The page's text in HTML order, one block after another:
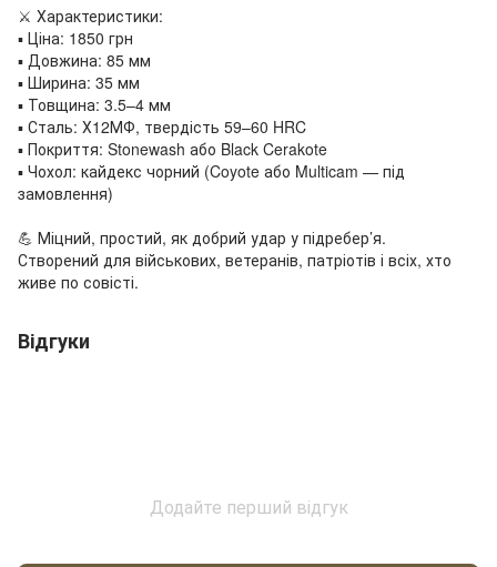
⚔️ Характеристики:
▪️ Ціна: 1850 грн
▪️ Довжина: 85 мм
▪️ Ширина: 35 мм
▪️ Товщина: 3.5–4 мм
▪️ Сталь: Х12МФ, твердість 59–60 HRC
▪️ Покриття: Stonewash або Black Cerakote
▪️ Чохол: кайдекс чорний (Coyote або Multicam — під
замовлення)
💪 Міцний, простий, як добрий удар у підребер’я.
Створений для військових, ветеранів, патріотів і всіх, хто
живе по совісті.
Відгуки
Додайте перший відгук